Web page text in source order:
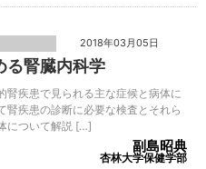
2018年03月05日
る腎臓内科学
腎疾患で見られる主な症候と病体に
腎疾患の診断に必要な検査とそれら
について解説 […]
副島昭典
杏林大学保健学部